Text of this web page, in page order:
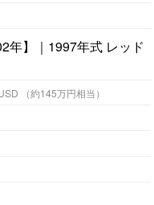
11,999USD （約145万円相当）